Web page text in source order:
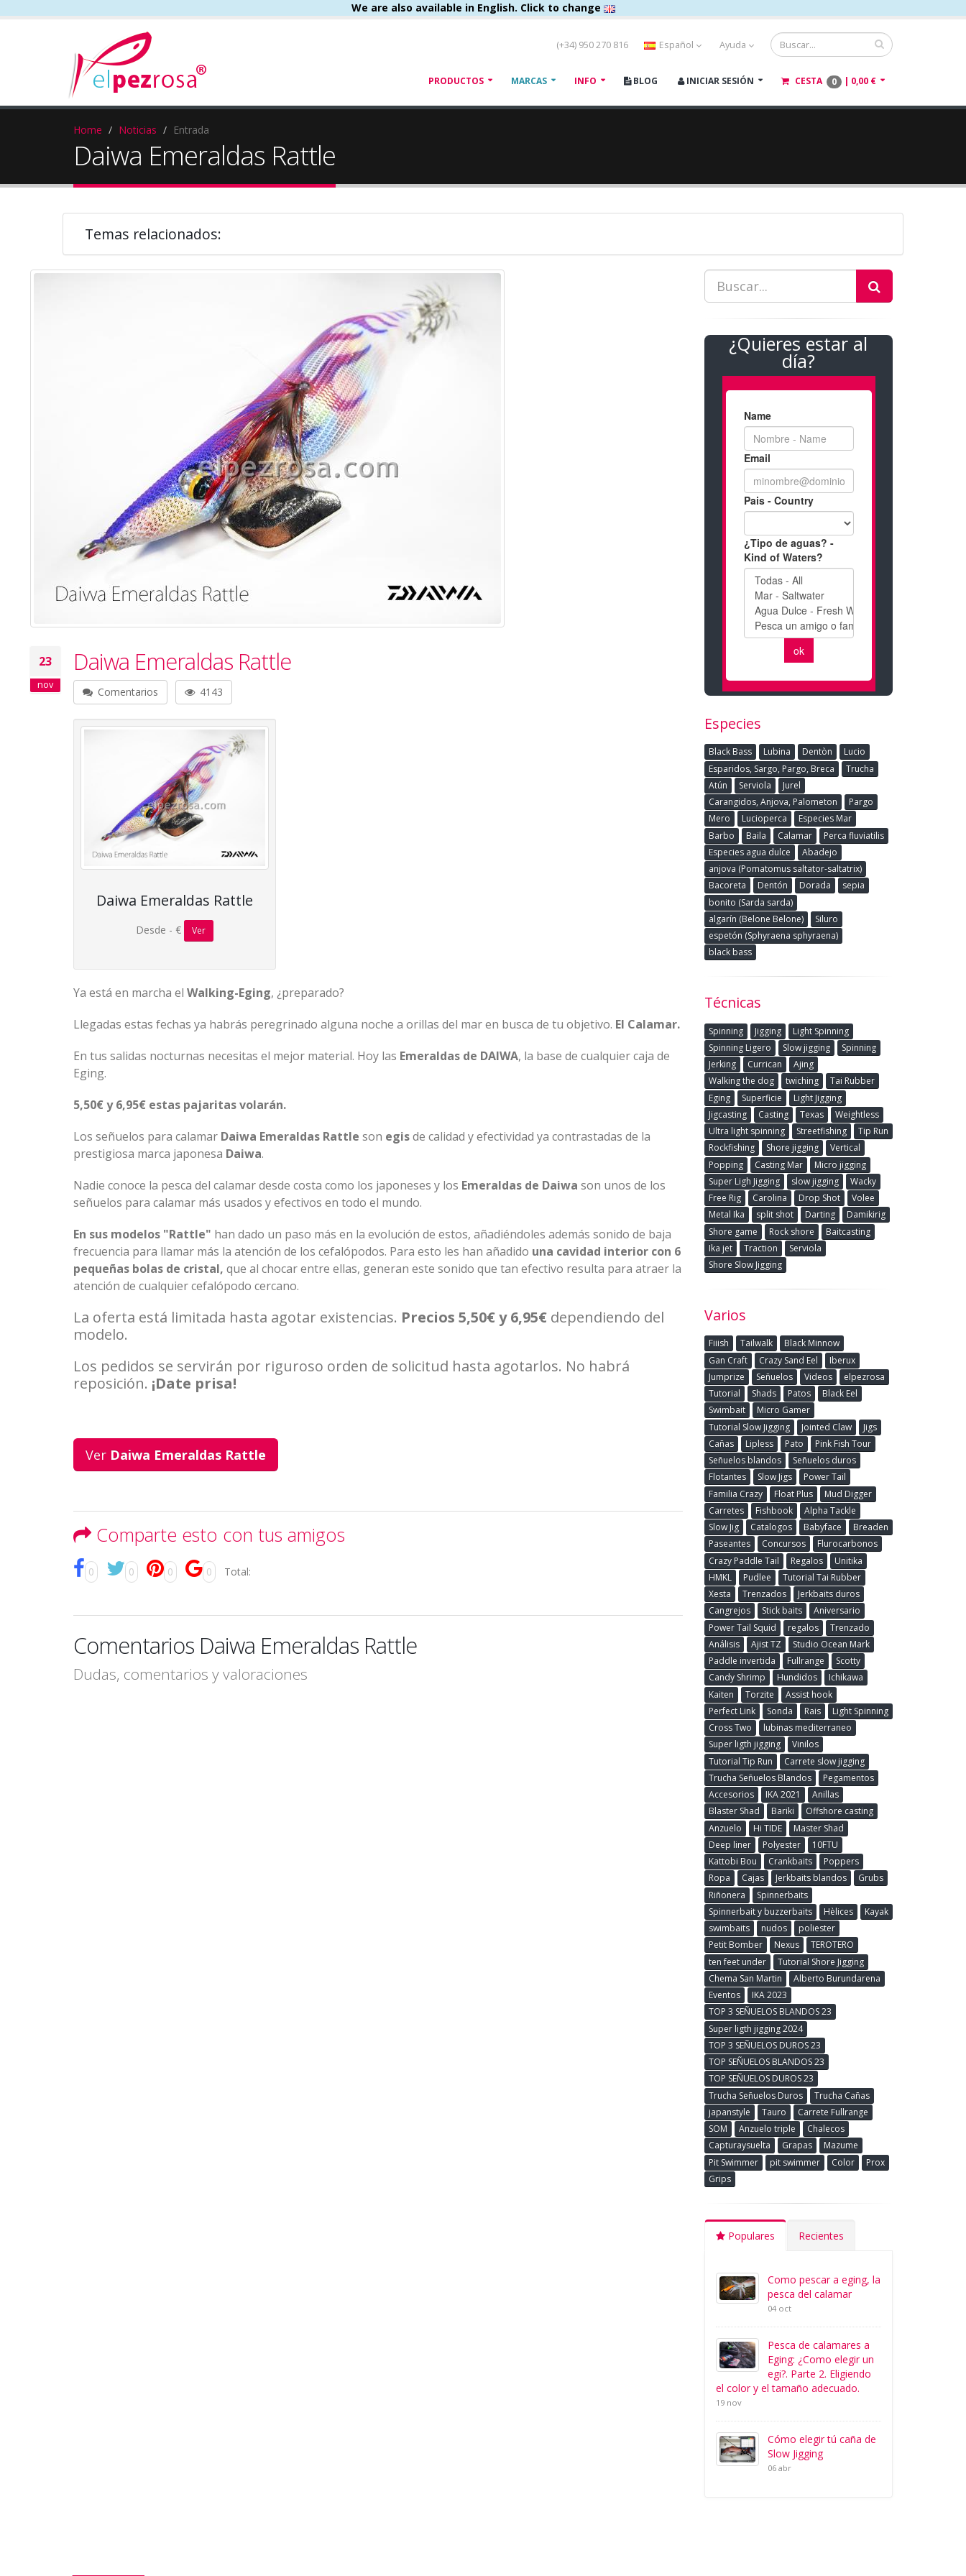
We are also available in English. Click to change
(+34) 950 270 816 Español Ayuda
PRODUCTOS MARCAS INFO BLOG INICIAR SESIÓN CESTA 0 | 0,00 €
Home Noticias Entrada
Daiwa Emeraldas Rattle
Temas relacionados:
23
nov
Daiwa Emeraldas Rattle
Comentarios 4143
Daiwa Emeraldas Rattle
Desde - € Ver
Ya está en marcha el Walking-Eging, ¿preparado?
Llegadas estas fechas ya habrás peregrinado alguna noche a orillas del mar en busca de tu objetivo. El Calamar.
En tus salidas nocturnas necesitas el mejor material. Hoy las Emeraldas de DAIWA, la base de cualquier caja de
Eging.
5,50€ y 6,95€ estas pajaritas volarán.
Los señuelos para calamar Daiwa Emeraldas Rattle son egisde calidad y efectividad ya contrastadas de la
prestigiosa marca japonesa Daiwa.
Nadie conoce la pesca del calamar desde costa como los japoneses y los Emeraldas de Daiwa son unos de los
señuelos para calamar más usados y efectivos en todo el mundo.
En sus modelos "Rattle" han dado un paso más en la evolución de estos, añadiéndoles además sonido de baja
frecuencia para llamar más la atención de los cefalópodos. Para esto les han añadido una cavidad interior con 6
pequeñas bolas de cristal, que al chocar entre ellas, generan este sonido que tan efectivo resulta para atraer la
atención de cualquier cefalópodo cercano.
La oferta está limitada hasta agotar existencias. Precios 5,50€ y 6,95€ dependiendo del
modelo.
Los pedidos se servirán por riguroso orden de solicitud hasta agotarlos. No habrá
reposición. ¡Date prisa!
Ver Daiwa Emeraldas Rattle
Comparte esto con tus amigos
0 0 0 0 Total:
Comentarios Daiwa Emeraldas Rattle
Dudas, comentarios y valoraciones
¿Quieres estar al
día?
Especies
Black Bass Lubina Dentòn
Lucio
Esparidos, Sargo, Pargo, Breca
Trucha
Atún
Serviola
Jurel
Carangidos, Anjova, Palometon
Pargo
Mero
Lucioperca
Especies Mar
Barbo
Baila Calamar
Perca fluviatilis
Especies agua dulce
Abadejo
anjova (Pomatomus saltator-saltatrix)
Bacoreta
Dentón Dorada
sepia
bonito (Sarda sarda)
algarín (Belone Belone)
Siluro
espetón (Sphyraena sphyraena)
black bass
Técnicas
Spinning Jigging
Light Spinning
Spinning Ligero
Slow jigging
Spinning
Jerking
Currican
Ajing
Walking the dog
twiching
Tai Rubber
Eging
Superficie
Light Jigging
Jigcasting
Casting Texas
Weightless
Ultra light spinning
Streetfishing
Tip Run
Rockfishing
Shore jigging
Vertical
Popping
Casting Mar
Micro jigging
Super Ligh Jigging
slow jigging
Wacky
Free Rig
Carolina Drop Shot
Volee
Metal Ika
split shot Darting
Damikirig
Shore game
Rock shore
Baitcasting
Ika jet
Traction
Serviola
Shore Slow Jigging
Varios
Fiiish Tailwalk
Black Minnow
Gan Craft
Crazy Sand Eel
Iberux
Jumprize
Señuelos Videos
elpezrosa
Tutorial
Shads Patos
Black Eel
Swimbait
Micro Gamer
Tutorial Slow Jigging
Jointed Claw
Jigs
Cañas
Lipless Pato
Pink Fish Tour
Señuelos blandos
Señuelos duros
Flotantes
Slow Jigs
Power Tail
Familia Crazy
Float Plus
Mud Digger
Carretes
Fishbook
Alpha Tackle
Slow Jig
Catalogos Babyface
Breaden
Paseantes
Concursos
Flurocarbonos
Crazy Paddle Tail
Regalos
Unitika
HMKL
Pudlee
Tutorial Tai Rubber
Xesta
Trenzados
Jerkbaits duros
Cangrejos
Stick baits
Aniversario
Power Tail Squid
regalos
Trenzado
Análisis
Ajist TZ
Studio Ocean Mark
Paddle invertida
Fullrange
Scotty
Candy Shrimp
Hundidos
Ichikawa
Kaiten
Torzite
Assist hook
Perfect Link
Sonda Rais
Light Spinning
Cross Two
lubinas mediterraneo
Super ligth jigging
Vinilos
Tutorial Tip Run
Carrete slow jigging
Trucha Señuelos Blandos
Pegamentos
Accesorios
IKA 2021
Anillas
Blaster Shad
Bariki
Offshore casting
Anzuelo
Hi TIDE
Master Shad
Deep liner
Polyester
10FTU
Kattobi Bou
Crankbaits
Poppers
Ropa
Cajas Jerkbaits blandos
Grubs
Riñonera
Spinnerbaits
Spinnerbait y buzzerbaits
Hèlices
Kayak
swimbaits
nudos
poliester
Petit Bomber
Nexus
TEROTERO
ten feet under
Tutorial Shore Jigging
Chema San Martin
Alberto Burundarena
Eventos
IKA 2023
TOP 3 SEÑUELOS BLANDOS 23
Super ligth jigging 2024
TOP 3 SEÑUELOS DUROS 23
TOP SEÑUELOS BLANDOS 23
TOP SEÑUELOS DUROS 23
Trucha Señuelos Duros
Trucha Cañas
japanstyle
Tauro
Carrete Fullrange
SOM
Anzuelo triple
Chalecos
Capturaysuelta
Grapas
Mazume
Pit Swimmer
pit swimmer Color
Prox
Grips
Populares Recientes
Como pescar a eging, la
pesca del calamar
04 oct
Pesca de calamares a
Eging: ¿Como elegir un
egi?. Parte 2. Eligiendo
el color y el tamaño adecuado.
19 nov
Cómo elegir tú caña de
Slow Jigging
06 abr